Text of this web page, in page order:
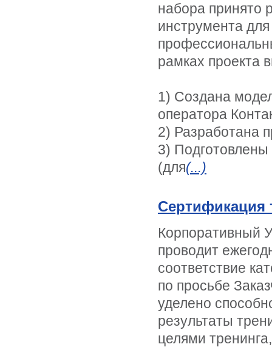
набора принято
инструмента
рамках проекта
1) Создана
оператора
2) Разработана
3)
(для(...)
Сертификация
Корпоративный
проводит
соответствие
по просьбе
уделено
результаты
целями